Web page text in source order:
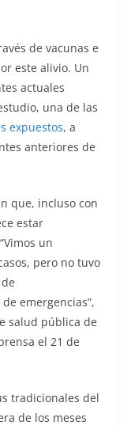
de vacunas e
este alivio. Un
actuales
una de las
expuestos, a
anteriores de
que, incluso con
estar
un
pero no tuvo
emergencias”,
salud pública de
el 21 de
tradicionales del
de los meses